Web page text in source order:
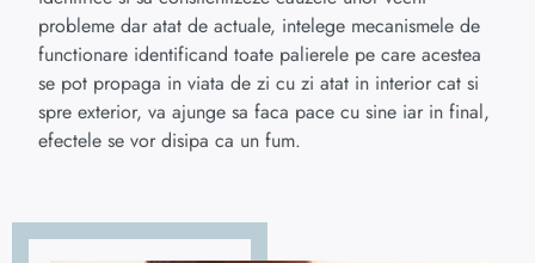
probleme dar atat de actuale, intelege mecanismele de
functionare identificand toate palierele pe care acestea
se pot propaga in viata de zi cu zi atat in interior cat si
spre exterior, va ajunge sa faca pace cu sine iar in final,
efectele se vor disipa ca un fum.